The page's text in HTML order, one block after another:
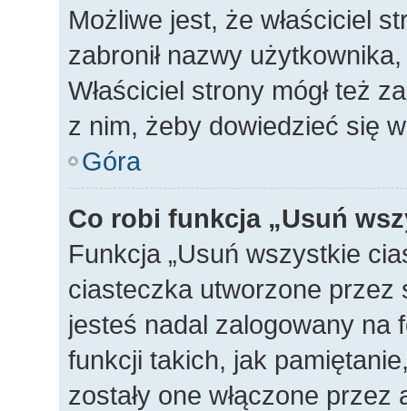
Możliwe jest, że właściciel
zabronił nazwy
Właściciel strony mógł też
z nim, żeby dowiedzieć się
Góra
Co robi funkcja „Usuń
Funkcja „Usuń wszystkie
ciasteczka utworzone przez
jesteś nadal zalogowany na
funkcji takich, jak
zostały one włączone